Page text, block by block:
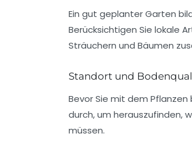
Ein gut geplanter Garten
Berücksichtigen Sie lokale
Sträuchern und Bäumen
Standort und
Bevor Sie mit dem
durch, um herauszufinden,
müssen.